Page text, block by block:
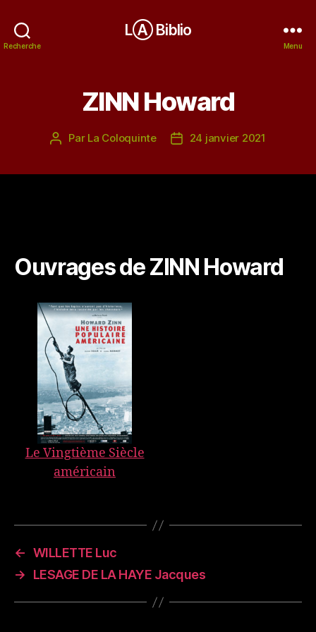
Recherche
LⒶ Biblio
Menu
ZINN Howard
Auteur
Par La Coloquinte
Date24 janvier 2021
Ouvrages de ZINN Howard
Le Vingtième Siècle
américain
← WILLETTE Luc
→
LESAGE DE LA HAYE Jacques